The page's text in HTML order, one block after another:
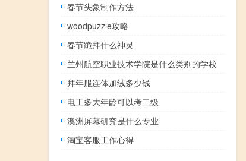
春节头象制作方法
woodpuzzle攻略
春节跪拜什么神灵
兰州航空职业技术学院是什么类别的学校
拜年服连体加绒多少钱
电工多大年龄可以考二级
澳洲屏幕研究是什么专业
淘宝客服工作心得